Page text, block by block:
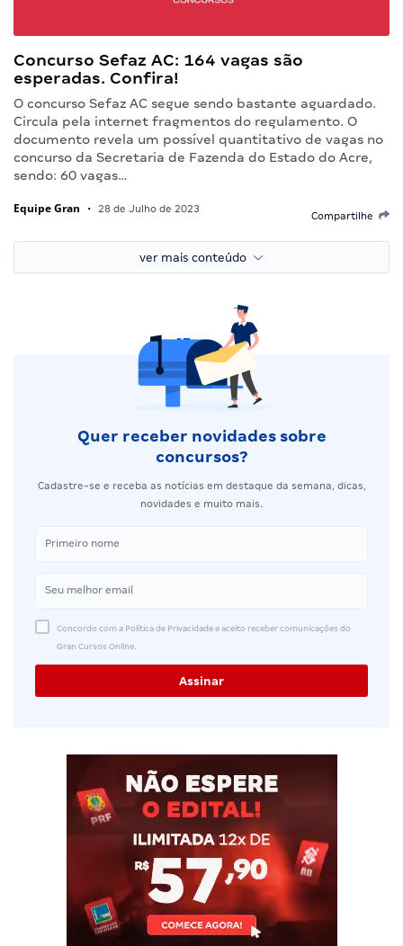
Concurso Sefaz AC: 164 vagas são
esperadas. Confira!
O concurso Sefaz AC segue sendo bastante aguardado.
Circula pela internet fragmentos do regulamento. O
documento revela um possível quantitativo de vagas no
concurso da Secretaria de Fazenda do Estado do Acre,
sendo: 60 vagas…
Equipe Gran • 28 de Julho de 2023
Compartilhe
ver mais conteúdo
Quer receber novidades sobre
concursos?
Cadastre-se e receba as notícias em destaque da semana, dicas,
novidades e muito mais.
Concordo com a Política de Privacidade e aceito receber comunicações do
Gran Cursos Online.